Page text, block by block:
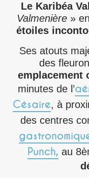
Le Karibéa
Valmenière»
étoiles
Ses atouts
des
emplacement
minutes de l’
Césaire, à
des centres
Punch, au